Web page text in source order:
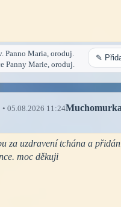
Panno Maria, oroduj.
Panny Marie, oroduj.
✎
• 05.08.2026 11:24Muchomurka
za uzdravení tchána a
moc děkuji